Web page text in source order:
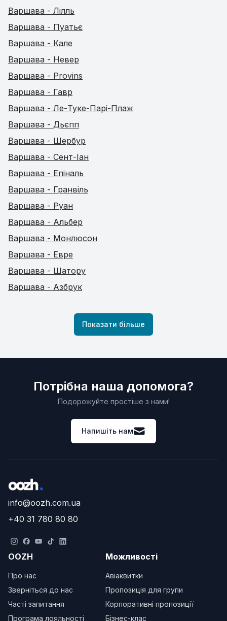
Варшава - Лілль
Варшава - Пуатьє
Варшава - Кале
Варшава - Невер
Варшава - Provins
Варшава - Гавр
Варшава - Ле-Туке-Парі-Плаж
Варшава - Дьєпп
Варшава - Шербур
Варшава - Сент-Іан
Варшава - Епіналь
Варшава - Гранвіль
Варшава - Руан
Варшава - Альбер
Варшава - Монлюсон
Варшава - Евре
Варшава - Шатору
Варшава - Азбрук
Показати більше
Потрібна наша допомога?
Подорожуйте простіше з нами!
Напишіть нам
info@oozh.com.ua
+40 31 780 80 80
OOZH
Про нас
Зверніться до нас
Часті запитання
Програма лояльності
Можливості
Авіаквитки
Пропозиція для групи
Корпоративні пропозиції
Бізнес-клас